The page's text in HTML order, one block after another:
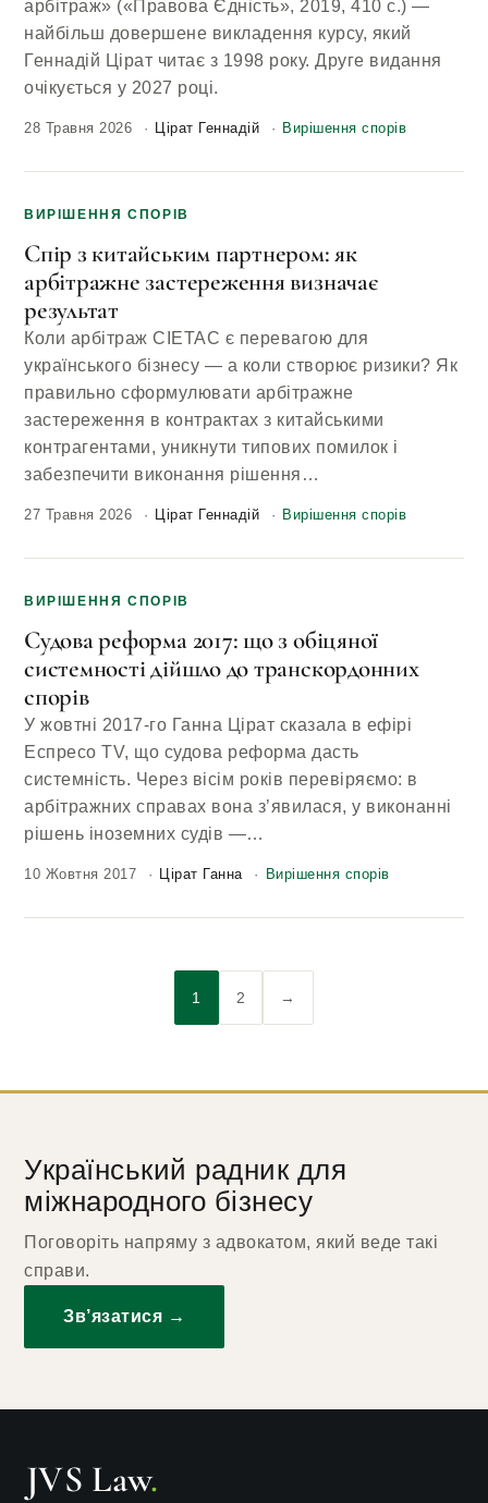
арбітраж» («Правова Єдність», 2019, 410 с.) —
найбільш довершене викладення курсу, який
Геннадій Цірат читає з 1998 року. Друге видання
очікується у 2027 році.
28 Травня 2026 Цірат Геннадій Вирішення спорів
ВИРІШЕННЯ СПОРІВ
Спір з китайським партнером: як
арбітражне застереження визначає
результат
Коли арбітраж CIETAC є перевагою для
українського бізнесу — а коли створює ризики? Як
правильно сформулювати арбітражне
застереження в контрактах з китайськими
контрагентами, уникнути типових помилок і
забезпечити виконання рішення…
27 Травня 2026 Цірат Геннадій Вирішення спорів
ВИРІШЕННЯ СПОРІВ
Судова реформа 2017: що з обіцяної
системності дійшло до транскордонних
спорів
У жовтні 2017-го Ганна Цірат сказала в ефірі
Еспресо TV, що судова реформа дасть
системність. Через вісім років перевіряємо: в
арбітражних справах вона з’явилася, у виконанні
рішень іноземних судів —…
10 Жовтня 2017 Цірат Ганна Вирішення спорів
1 2 →
Український радник для
міжнародного бізнесу
Поговоріть напряму з адвокатом, який веде такі
справи.
Зв’язатися →
JVS Law.